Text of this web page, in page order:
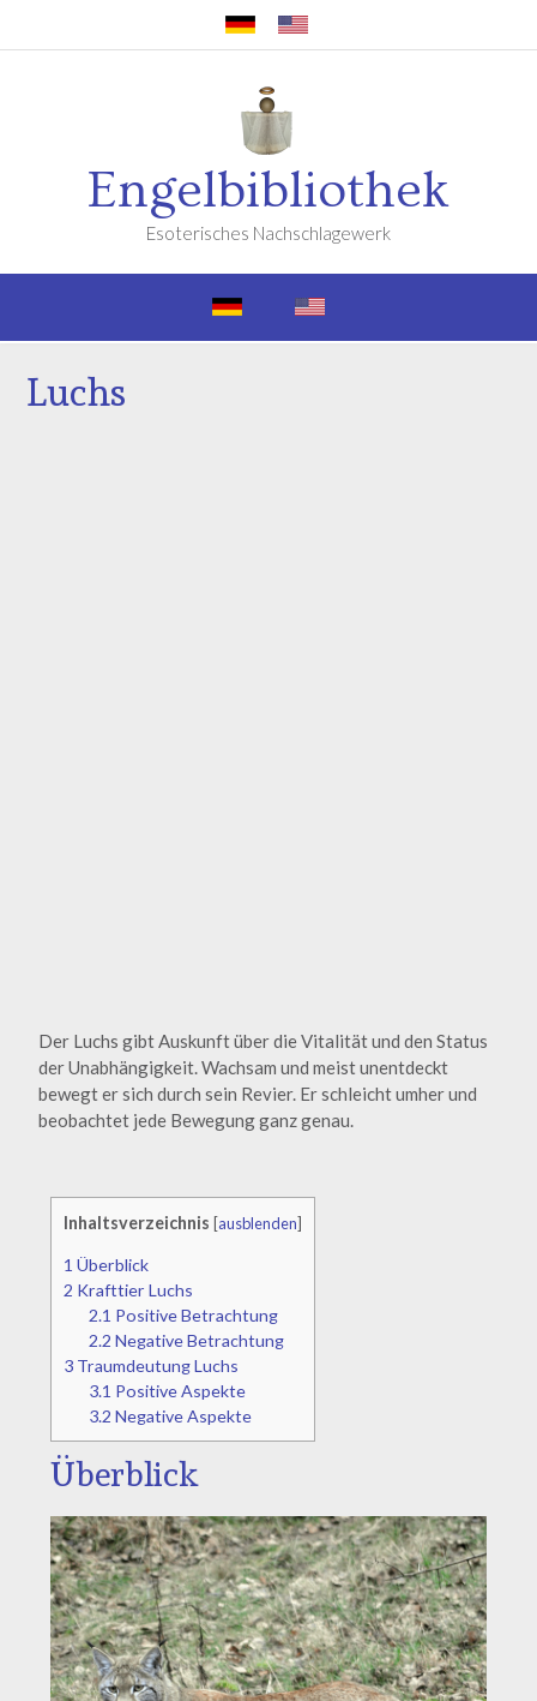
Engelbibliothek
Esoterisches Nachschlagewerk
Luchs
Der Luchs gibt Auskunft über die Vitalität und den Status
der Unabhängigkeit. Wachsam und meist unentdeckt
bewegt er sich durch sein Revier. Er schleicht umher und
beobachtet jede Bewegung ganz genau.
Inhaltsverzeichnis [ausblenden]
1 Überblick
2 Krafttier Luchs
2.1 Positive Betrachtung
2.2 Negative Betrachtung
3 Traumdeutung Luchs
3.1 Positive Aspekte
3.2 Negative Aspekte
Überblick